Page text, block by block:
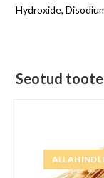
Hydroxide,
Seotud